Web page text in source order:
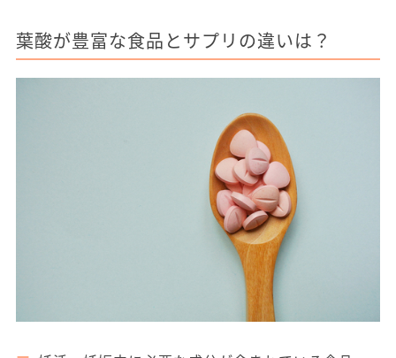
葉酸が豊富な食品とサプリの違いは？